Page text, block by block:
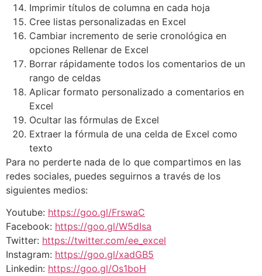
Imprimir títulos de columna en cada hoja
Cree listas personalizadas en Excel
Cambiar incremento de serie cronológica en
opciones Rellenar de Excel
Borrar rápidamente todos los comentarios de un
rango de celdas
Aplicar formato personalizado a comentarios en
Excel
Ocultar las fórmulas de Excel
Extraer la fórmula de una celda de Excel como
texto
Para no perderte nada de lo que compartimos en las
redes sociales, puedes seguirnos a través de los
siguientes medios:
Youtube: https://goo.gl/FrswaC
Facebook: https://goo.gl/W5dIsa
Twitter: https://twitter.com/ee_excel
Instagram: https://goo.gl/xadGB5
Linkedin: https://goo.gl/Os1boH